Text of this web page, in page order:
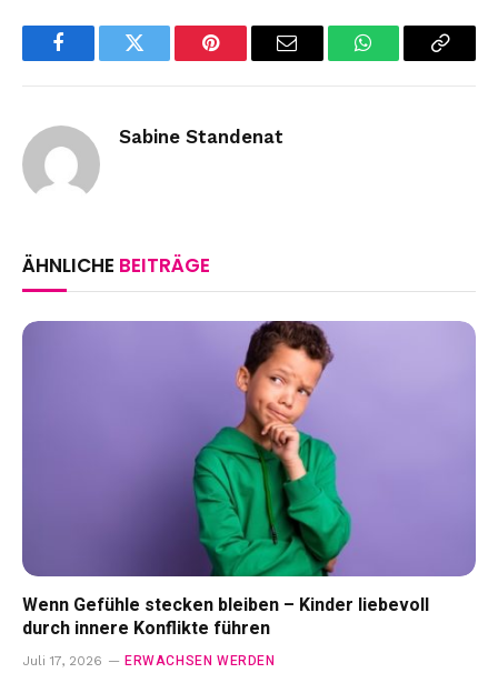
FacebookTwitter Pinterest Email WhatsAppCopy
Sabine Standenat
ÄHNLICHE BEITRÄGE
Wenn Gefühle stecken bleiben – Kinder liebevoll
durch innere Konflikte führen
Juli 17, 2026 ERWACHSEN WERDEN